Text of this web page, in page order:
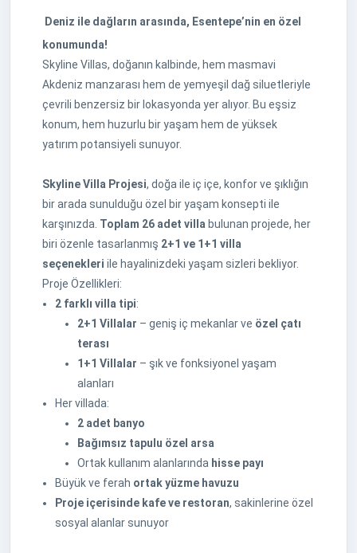
Deniz ile dağların arasında, Esentepe’nin en özel
konumunda!
Skyline Villas, doğanın kalbinde, hem masmavi
Akdeniz manzarası hem de yemyeşil dağ siluetleriyle
çevrili benzersiz bir lokasyonda yer alıyor. Bu eşsiz
konum, hem huzurlu bir yaşam hem de yüksek
yatırım potansiyeli sunuyor.
Skyline Villa Projesi, doğa ile iç içe, konfor ve şıklığın
bir arada sunulduğu özel bir yaşam konsepti ile
karşınızda. Toplam 26 adet villa bulunan projede, her
biri özenle tasarlanmış 2+1 ve 1+1 villa
seçenekleri ile hayalinizdeki yaşam sizleri bekliyor.
Proje Özellikleri:
2 farklı villa tipi:
2+1 Villalar – geniş iç mekanlar ve özel çatı
terası
1+1 Villalar – şık ve fonksiyonel yaşam
alanları
Her villada:
2 adet banyo
Bağımsız tapulu özel arsa
Ortak kullanım alanlarında hisse payı
Büyük ve ferah ortak yüzme havuzu
Proje içerisinde kafe ve restoran, sakinlerine özel
sosyal alanlar sunuyor